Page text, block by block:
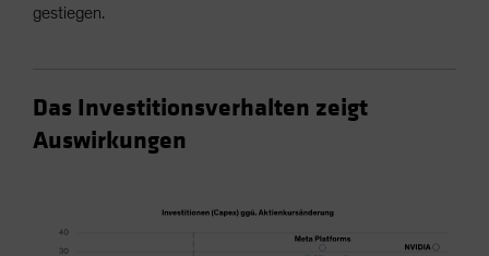
gestiegen.
Das Investitionsverhalten zeigt
Auswirkungen